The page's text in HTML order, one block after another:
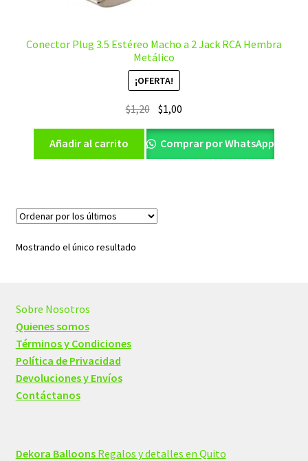
Conector Plug 3.5 Estéreo Macho a 2 Jack RCA Hembra
Metálico
¡OFERTA!
$1,20 El
original
era:
$1,00
actual
es:
Añadir al carrito Comprar por WhatsApp
Mostrando el único resultado
Sobre Nosotros
Quienes somos
Términos y Condiciones
Política de Privacidad
Devoluciones y Envíos
Contáctanos
Dekora BalloonsRegalos y detalles en Quito